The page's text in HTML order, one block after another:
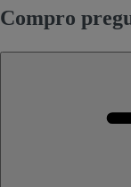
Compro